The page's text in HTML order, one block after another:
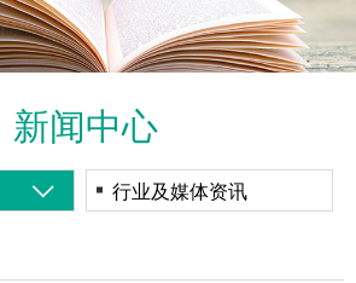
新闻中心
行业及媒体资讯